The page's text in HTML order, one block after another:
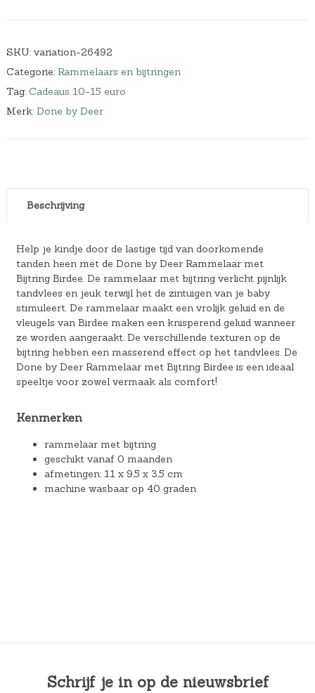
SKU: variation-26492
Categorie: Rammelaars en bijtringen
Tag: Cadeaus 10-15 euro
Merk: Done by Deer
Beschrijving
Help je kindje door de lastige tijd van doorkomende
tanden heen met de Done by Deer Rammelaar met
Bijtring Birdee. De rammelaar met bijtring verlicht pijnlijk
tandvlees en jeuk terwijl het de zintuigen van je baby
stimuleert. De rammelaar maakt een vrolijk geluid en de
vleugels van Birdee maken een knisperend geluid wanneer
ze worden aangeraakt. De verschillende texturen op de
bijtring hebben een masserend effect op het tandvlees. De
Done by Deer Rammelaar met Bijtring Birdee is een ideaal
speeltje voor zowel vermaak als comfort!
Kenmerken
rammelaar met bijtring
geschikt vanaf 0 maanden
afmetingen: 11 x 9,5 x 3,5 cm
machine wasbaar op 40 graden
Schrijf je in op de nieuwsbrief